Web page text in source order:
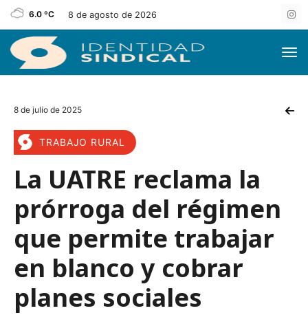
6.0 ºC 8 de agosto de 2026
8 de julio de 2025
TRABAJO RURAL
La UATRE reclama la
prórroga del régimen
que permite trabajar
en blanco y cobrar
planes sociales